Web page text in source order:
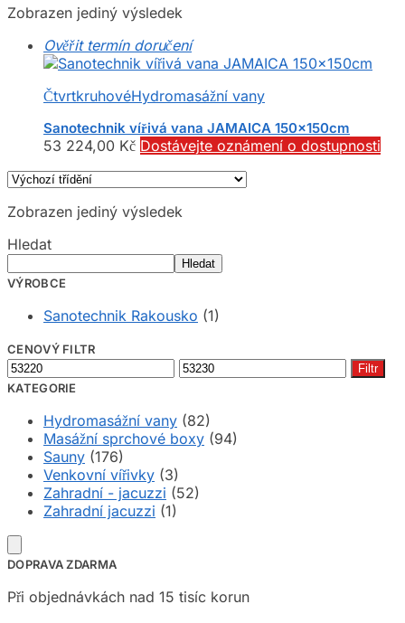
Zobrazen jediný výsledek
Ověřit termín doručení
ČtvrtkruhovéHydromasážní vany
Sanotechnik vířivá vana JAMAICA 150x150cm
53 224,00 Kč Dostávejte oznámení o dostupnosti
Zobrazen jediný výsledek
Hledat
Hledat
VÝROBCE
Sanotechnik Rakousko (1)
CENOVÝ FILTR
Minimální
cena
Maximální
cena
Filtr
KATEGORIE
Hydromasážní vany (82)
Masážní sprchové boxy (94)
Sauny (176)
Venkovní vířivky (3)
Zahradní - jacuzzi (52)
Zahradní jacuzzi (1)
DOPRAVA ZDARMA
Při objednávkách nad 15 tisíc korun